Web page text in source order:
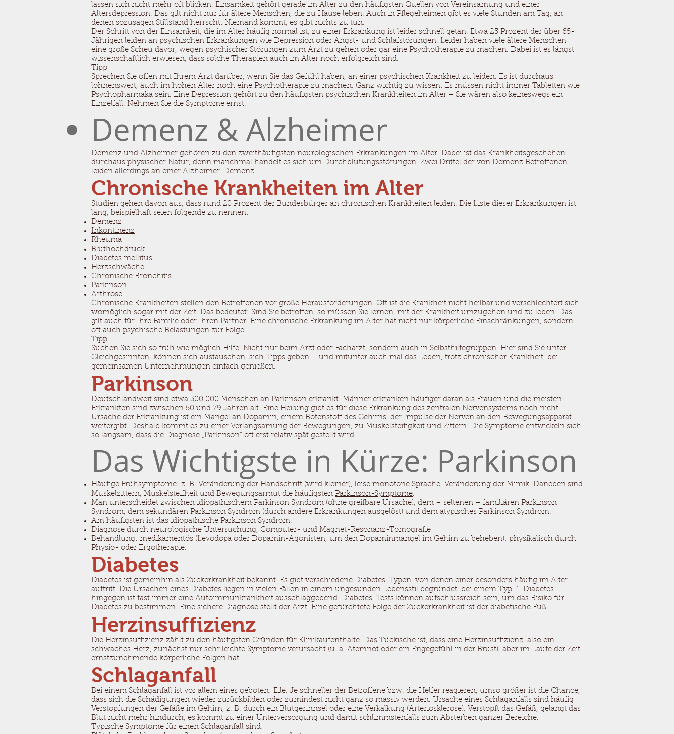
lassen sich nicht mehr oft blicken. Einsamkeit gehört gerade im Alter zu den häufigsten Quellen von Vereinsamung und einer
Altersdepression. Das gilt nicht nur für ältere Menschen, die zu Hause leben. Auch in Pflegeheimen gibt es viele Stunden am Tag, an
denen sozusagen Stillstand herrscht: Niemand kommt, es gibt nichts zu tun.
Der Schritt von der Einsamkeit, die im Alter häufig normal ist, zu einer Erkrankung ist leider schnell getan. Etwa 25 Prozent der über 65-
Jährigen leiden an psychischen Erkrankungen wie Depression oder Angst- und Schlafstörungen. Leider haben viele ältere Menschen
eine große Scheu davor, wegen psychischer Störungen zum Arzt zu gehen oder gar eine Psychotherapie zu machen. Dabei ist es längst
wissenschaftlich erwiesen, dass solche Therapien auch im Alter noch erfolgreich sind.
Tipp
Sprechen Sie offen mit Ihrem Arzt darüber, wenn Sie das Gefühl haben, an einer psychischen Krankheit zu leiden. Es ist durchaus
lohnenswert, auch im hohen Alter noch eine Psychotherapie zu machen. Ganz wichtig zu wissen: Es müssen nicht immer Tabletten wie
Psychopharmaka sein. Eine Depression gehört zu den häufigsten psychischen Krankheiten im Alter – Sie wären also keineswegs ein
Einzelfall. Nehmen Sie die Symptome ernst.
Demenz & Alzheimer
Demenz und Alzheimer gehören zu den zweithäufigsten neurologischen Erkrankungen im Alter. Dabei ist das Krankheitsgeschehen
durchaus physischer Natur, denn manchmal handelt es sich um Durchblutungsstörungen. Zwei Drittel der von Demenz Betroffenen
leiden allerdings an einer Alzheimer-Demenz.
Chronische Krankheiten im Alter
Studien gehen davon aus, dass rund 20 Prozent der Bundesbürger an chronischen Krankheiten leiden. Die Liste dieser Erkrankungen ist
lang, beispielhaft seien folgende zu nennen:
Demenz
Inkontinenz
Rheuma
Bluthochdruck
Diabetes mellitus
Herzschwäche
Chronische Bronchitis
Parkinson
Arthrose
Chronische Krankheiten stellen den Betroffenen vor große Herausforderungen. Oft ist die Krankheit nicht heilbar und verschlechtert sich
womöglich sogar mit der Zeit. Das bedeutet: Sind Sie betroffen, so müssen Sie lernen, mit der Krankheit umzugehen und zu leben. Das
gilt auch für Ihre Familie oder Ihren Partner. Eine chronische Erkrankung im Alter hat nicht nur körperliche Einschränkungen, sondern
oft auch psychische Belastungen zur Folge.
Tipp
Suchen Sie sich so früh wie möglich Hilfe. Nicht nur beim Arzt oder Facharzt, sondern auch in Selbsthilfegruppen. Hier sind Sie unter
Gleichgesinnten, können sich austauschen, sich Tipps geben – und mitunter auch mal das Leben, trotz chronischer Krankheit, bei
gemeinsamen Unternehmungen einfach genießen.
Parkinson
Deutschlandweit sind etwa 300.000 Menschen an Parkinson erkrankt. Männer erkranken häufiger daran als Frauen und die meisten
Erkrankten sind zwischen 50 und 79 Jahren alt. Eine Heilung gibt es für diese Erkrankung des zentralen Nervensystems noch nicht.
Ursache der Erkrankung ist ein Mangel an Dopamin, einem Botenstoff des Gehirns, der Impulse der Nerven an den Bewegungsapparat
weitergibt. Deshalb kommt es zu einer Verlangsamung der Bewegungen, zu Muskelsteifigkeit und Zittern. Die Symptome entwickeln sich
so langsam, dass die Diagnose „Parkinson“ oft erst relativ spät gestellt wird.
Das Wichtigste in Kürze: Parkinson
Häufige Frühsymptome: z. B. Veränderung der Handschrift (wird kleiner), leise monotone Sprache, Veränderung der Mimik. Daneben sind
Muskelzittern, Muskelsteifheit und Bewegungsarmut die häufigsten Parkinson-Symptome.
Man unterscheidet zwischen idiopathischem Parkinson Syndrom (ohne greifbare Ursache), dem – seltenen – familiären Parkinson
Syndrom, dem sekundären Parkinson Syndrom (durch andere Erkrankungen ausgelöst) und dem atypisches Parkinson Syndrom.
Am häufigsten ist das idiopathische Parkinson Syndrom.
Diagnose durch neurologische Untersuchung, Computer- und Magnet-Resonanz-Tomografie
Behandlung: medikamentös (Levodopa oder Dopamin-Agonisten, um den Dopaminmangel im Gehirn zu beheben); physikalisch durch
Physio- oder Ergotherapie.
Diabetes
Diabetes ist gemeinhin als Zuckerkrankheit bekannt. Es gibt verschiedene Diabetes-Typen, von denen einer besonders häufig im Alter
auftritt. Die Ursachen eines Diabetes liegen in vielen Fällen in einem ungesunden Lebensstil begründet, bei einem Typ-1-Diabetes
hingegen ist fast immer eine Autoimmunkrankheit ausschlaggebend. Diabetes-Tests können aufschlussreich sein, um das Risiko für
Diabetes zu bestimmen. Eine sichere Diagnose stellt der Arzt. Eine gefürchtete Folge der Zuckerkrankheit ist der diabetische Fuß.
Herzinsuffizienz
Die Herzinsuffizienz zählt zu den häufigsten Gründen für Klinikaufenthalte. Das Tückische ist, dass eine Herzinsuffizienz, also ein
schwaches Herz, zunächst nur sehr leichte Symptome verursacht (u. a. Atemnot oder ein Engegefühl in der Brust), aber im Laufe der Zeit
ernstzunehmende körperliche Folgen hat.
Schlaganfall
Bei einem Schlaganfall ist vor allem eines geboten: Eile. Je schneller der Betroffene bzw. die Helfer reagieren, umso größer ist die Chance,
dass sich die Schädigungen wieder zurückbilden oder zumindest nicht ganz so massiv werden. Ursache eines Schlaganfalls sind häufig
Verstopfungen der Gefäße im Gehirn, z. B. durch ein Blutgerinnsel oder eine Verkalkung (Arteriosklerose). Verstopft das Gefäß, gelangt das
Blut nicht mehr hindurch, es kommt zu einer Unterversorgung und damit schlimmstenfalls zum Absterben ganzer Bereiche.
Typische Symptome für einen Schlaganfall sind: